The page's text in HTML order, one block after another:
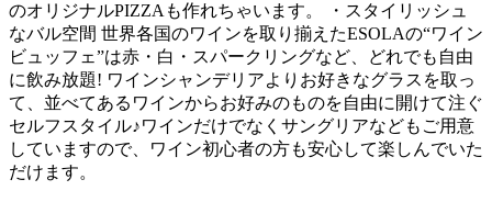
のオリジナルPIZZAも作れちゃいます。 ・スタイリッシュ
なバル空間 世界各国のワインを取り揃えたESOLAの“ワイン
ビュッフェ”は赤・白・スパークリングなど、どれでも自由
に飲み放題! ワインシャンデリアよりお好きなグラスを取っ
て、並べてあるワインからお好みのものを自由に開けて注ぐ
セルフスタイル♪ワインだけでなくサングリアなどもご用意
していますので、ワイン初心者の方も安心して楽しんでいた
だけます。